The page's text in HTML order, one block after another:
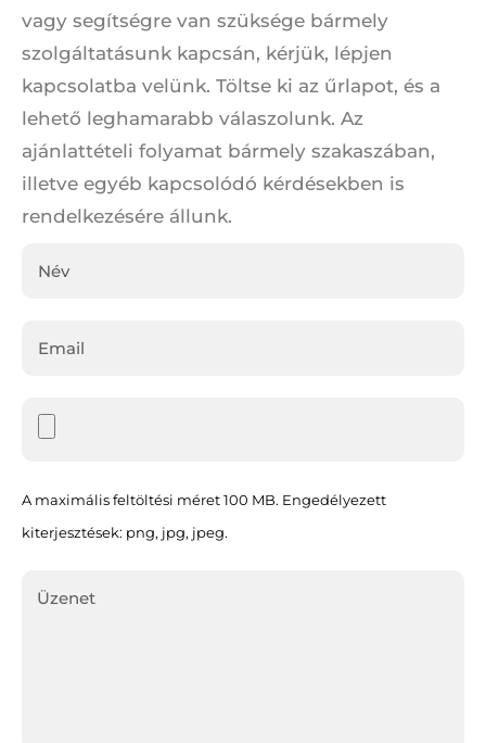
vagy segítségre van szüksége bármely
szolgáltatásunk kapcsán, kérjük, lépjen
kapcsolatba velünk. Töltse ki az űrlapot, és a
lehető leghamarabb válaszolunk. Az
ajánlattételi folyamat bármely szakaszában,
illetve egyéb kapcsolódó kérdésekben is
rendelkezésére állunk.
A maximális feltöltési méret 100 MB. Engedélyezett
kiterjesztések: png, jpg, jpeg.